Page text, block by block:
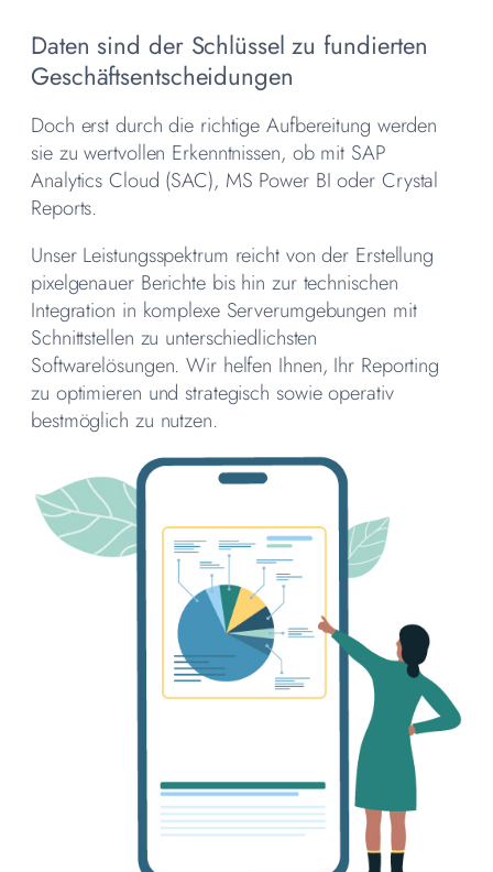
Daten sind der Schlüssel zu fundierten
Geschäftsentscheidungen
Doch erst durch die richtige Aufbereitung werden
sie zu wertvollen Erkenntnissen, ob mit SAP
Analytics Cloud (SAC), MS Power BI oder Crystal
Reports.
Unser Leistungsspektrum reicht von der Erstellung
pixelgenauer Berichte bis hin zur technischen
Integration in komplexe Serverumgebungen mit
Schnittstellen zu unterschiedlichsten
Softwarelösungen. Wir helfen Ihnen, Ihr Reporting
zu optimieren und strategisch sowie operativ
bestmöglich zu nutzen.